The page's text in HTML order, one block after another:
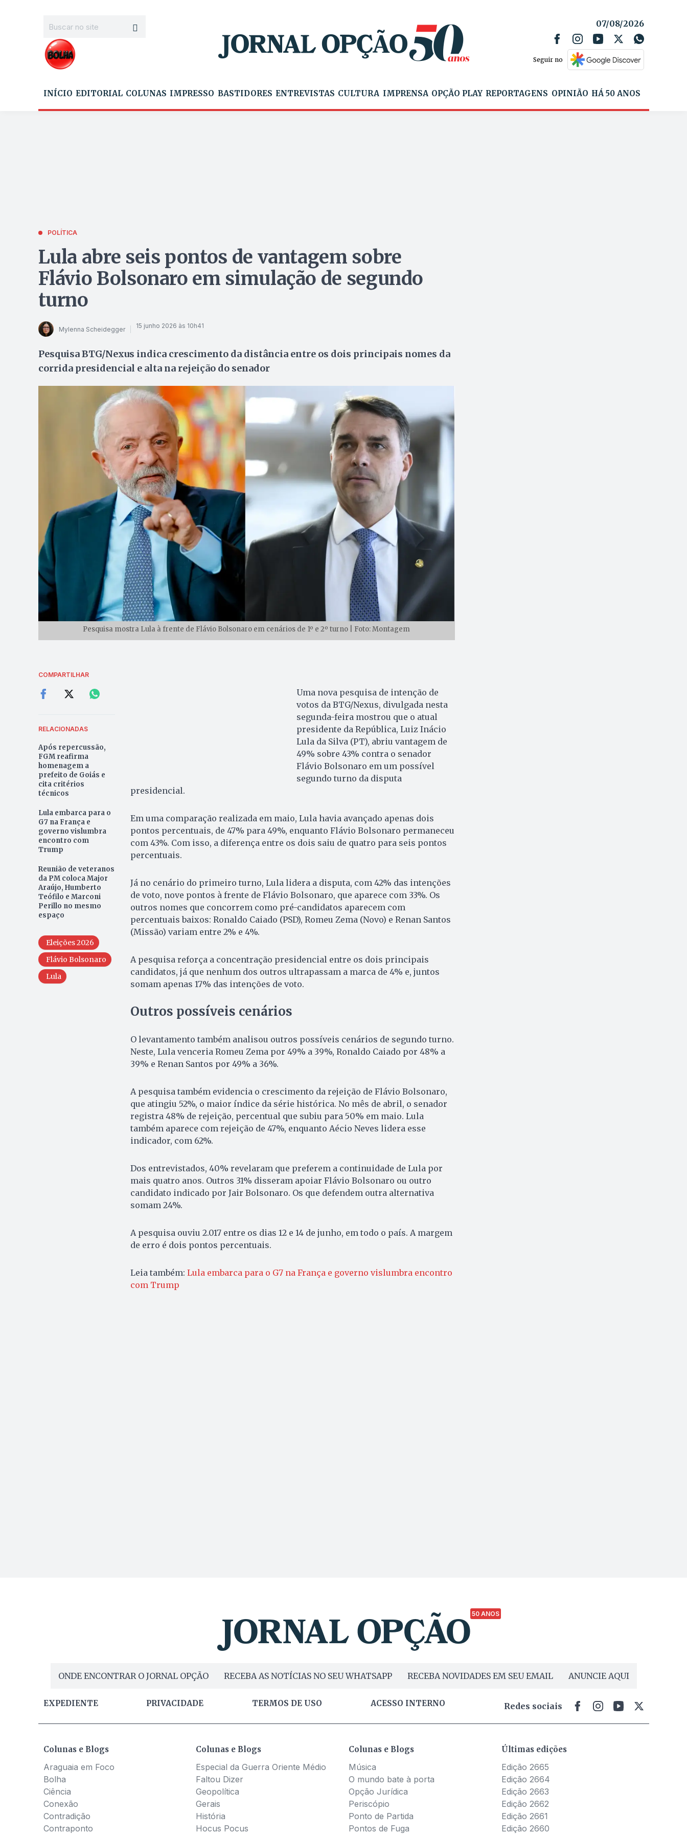
07/08/2026
Seguir no
INÍCIO EDITORIAL COLUNAS IMPRESSO BASTIDORES ENTREVISTAS CULTURA IMPRENSA OPÇÃO PLAY REPORTAGENS OPINIÃO HÁ 50 ANOS
POLÍTICA
Lula abre seis pontos de vantagem sobre
Flávio Bolsonaro em simulação de segundo
turno
Mylenna Scheidegger 15 junho 2026 às 10h41
Pesquisa BTG/Nexus indica crescimento da distância entre os dois principais nomes da
corrida presidencial e alta na rejeição do senador
Pesquisa mostra Lula à frente de Flávio Bolsonaro em cenários de 1º e 2º turno | Foto: Montagem
COMPARTILHAR
RELACIONADAS
Após repercussão,
FGM reafirma
homenagem a
prefeito de Goiás e
cita critérios
técnicos
Lula embarca para o
G7 na França e
governo vislumbra
encontro com
Trump
Reunião de veteranos
da PM coloca Major
Araújo, Humberto
Teófilo e Marconi
Perillo no mesmo
espaço
Eleições 2026
Flávio Bolsonaro
Lula
Uma nova pesquisa de intenção de
votos da BTG/Nexus, divulgada nesta
segunda-feira mostrou que o atual
presidente da República, Luiz Inácio
Lula da Silva (PT), abriu vantagem de
49% sobre 43% contra o senador
Flávio Bolsonaro em um possível
segundo turno da disputa
presidencial.
Em uma comparação realizada em maio, Lula havia avançado apenas dois
pontos percentuais, de 47% para 49%, enquanto Flávio Bolsonaro permaneceu
com 43%. Com isso, a diferença entre os dois saiu de quatro para seis pontos
percentuais.
Já no cenário do primeiro turno, Lula lidera a disputa, com 42% das intenções
de voto, nove pontos à frente de Flávio Bolsonaro, que aparece com 33%. Os
outros nomes que concorrem como pré-candidatos aparecem com
percentuais baixos: Ronaldo Caiado (PSD), Romeu Zema (Novo) e Renan Santos
(Missão) variam entre 2% e 4%.
A pesquisa reforça a concentração presidencial entre os dois principais
candidatos, já que nenhum dos outros ultrapassam a marca de 4% e, juntos
somam apenas 17% das intenções de voto.
Outros possíveis cenários
O levantamento também analisou outros possíveis cenários de segundo turno.
Neste, Lula venceria Romeu Zema por 49% a 39%, Ronaldo Caiado por 48% a
39% e Renan Santos por 49% a 36%.
A pesquisa também evidencia o crescimento da rejeição de Flávio Bolsonaro,
que atingiu 52%, o maior índice da série histórica. No mês de abril, o senador
registra 48% de rejeição, percentual que subiu para 50% em maio. Lula
também aparece com rejeição de 47%, enquanto Aécio Neves lidera esse
indicador, com 62%.
Dos entrevistados, 40% revelaram que preferem a continuidade de Lula por
mais quatro anos. Outros 31% disseram apoiar Flávio Bolsonaro ou outro
candidato indicado por Jair Bolsonaro. Os que defendem outra alternativa
somam 24%.
A pesquisa ouviu 2.017 entre os dias 12 e 14 de junho, em todo o país. A margem
de erro é dois pontos percentuais.
Leia também: Lula embarca para o G7 na França e governo vislumbra encontro
com Trump
50 ANOS
ONDE ENCONTRAR O JORNAL OPÇÃO RECEBA AS NOTÍCIAS NO SEU WHATSAPP RECEBA NOVIDADES EM SEU EMAIL ANUNCIE AQUI
EXPEDIENTE PRIVACIDADE TERMOS DE USO ACESSO INTERNO Redes sociais
Colunas e Blogs
Araguaia em Foco
Bolha
Ciência
Conexão
Contradição
Contraponto
Colunas e Blogs
Especial da Guerra Oriente Médio
Faltou Dizer
Geopolítica
Gerais
História
Hocus Pocus
Colunas e Blogs
Música
O mundo bate à porta
Opção Jurídica
Periscópio
Ponto de Partida
Pontos de Fuga
Últimas edições
Edição 2665
Edição 2664
Edição 2663
Edição 2662
Edição 2661
Edição 2660